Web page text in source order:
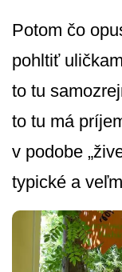
Potom čo
pohltiť
to tu
to tu má
v podobe
typické a